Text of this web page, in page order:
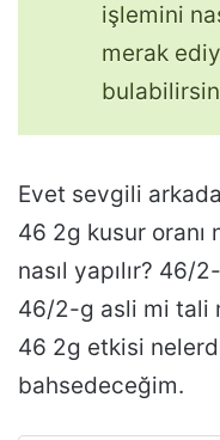
işlemini
merak
Evet sevgili
46 2g kusur
nasıl yapılır? 46/
46/2-g asli mi tali
46 2g etkisi
bahsedeceğim.